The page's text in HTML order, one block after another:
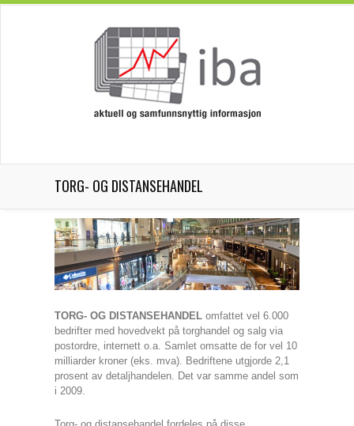
TORG- OG DISTANSEHANDEL
TORG- OG DISTANSEHANDEL omfattet vel 6.000
bedrifter med hovedvekt på torghandel og salg via
postordre, internett o.a. Samlet omsatte de for vel 10
milliarder kroner (eks. mva). Bedriftene utgjorde 2,1
prosent av detaljhandelen. Det var samme andel som
i 2009.